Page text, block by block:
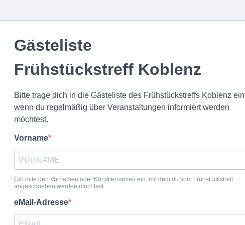
Gästeliste
Frühstückstreff Koblenz
Bitte trage dich in die Gästeliste des Frühstückstreffs Koblenz
wenn du regelmäßig über Veranstaltungen informiert werden
möchtest.
Vorname
Gib bitte den Vornamen oder Künstlernamen ein, mit dem du vom Frühstückstreff
angeschrieben werden möchtest.
eMail-Adresse